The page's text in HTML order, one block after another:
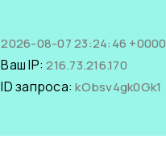
2026-08-07 23:24:46 +0000
Ваш IP:216.73.216.170
ID запроса:kObsv4gk0Gk1